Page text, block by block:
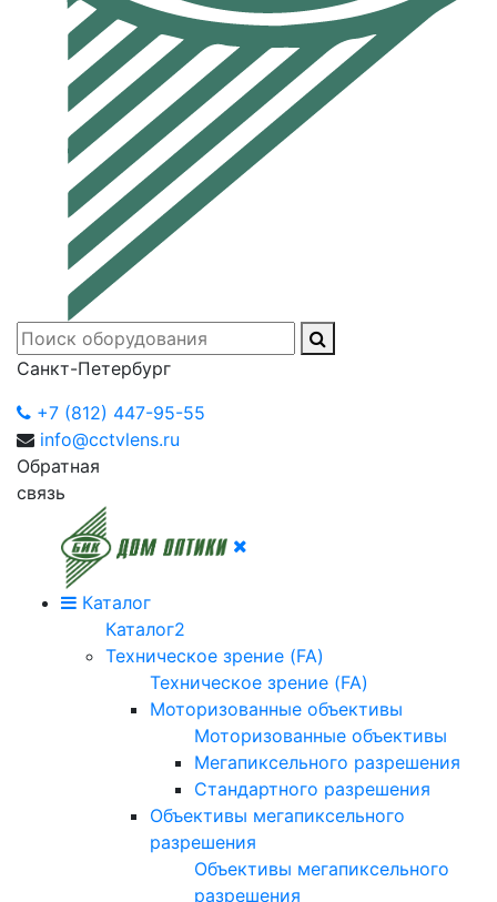
Санкт-Петербург
+7 (812) 447-95-55
info@cctvlens.ru
Обратная
связь
Каталог
Каталог2
Техническое зрение (FA)
Техническое зрение (FA)
Моторизованные объективы
Моторизованные объективы
Мегапиксельного разрешения
Стандартного разрешения
Объективы мегапиксельного
разрешения
Объективы мегапиксельного
разрешения